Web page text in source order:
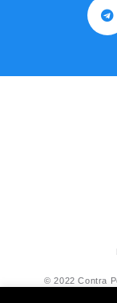
© 2022 Contra